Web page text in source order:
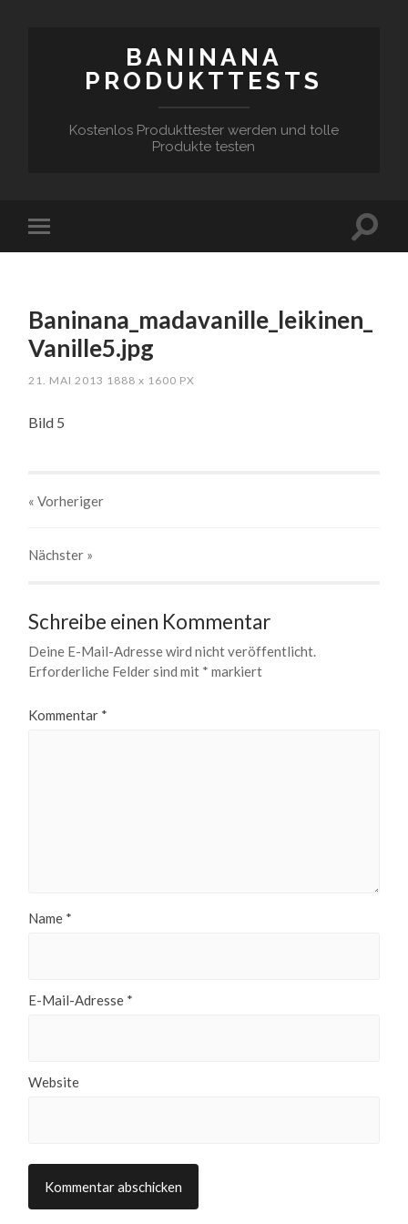
BANINANA
PRODUKTTESTS
Kostenlos Produkttester werden und tolle
Produkte testen
Baninana_madavanille_leikinen_
Vanille5.jpg
21. MAI 2013 1888x 1600 PX
Bild 5
« Vorheriger
Nächster »
Schreibe einen Kommentar
Deine E-Mail-Adresse wird nicht veröffentlicht.
Erforderliche Felder sind mit * markiert
Kommentar *
Name *
E-Mail-Adresse *
Website